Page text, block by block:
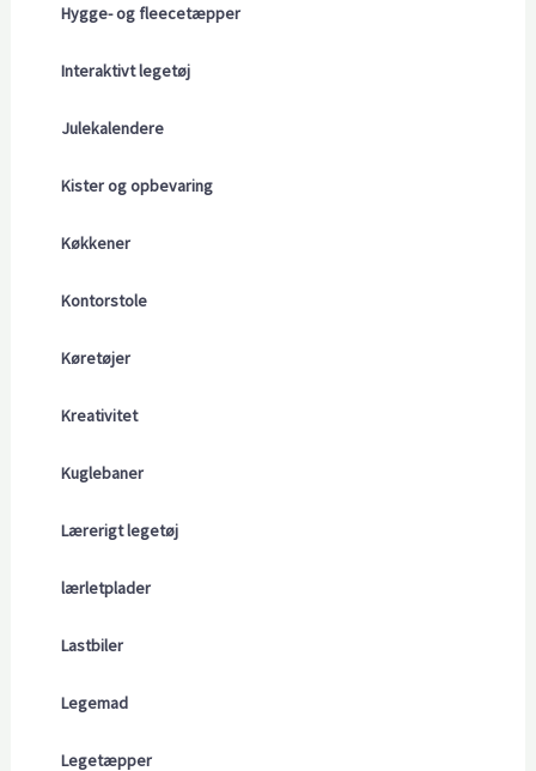
Hygge- og fleecetæpper
Interaktivt legetøj
Julekalendere
Kister og opbevaring
Køkkener
Kontorstole
Køretøjer
Kreativitet
Kuglebaner
Lærerigt legetøj
lærletplader
Lastbiler
Legemad
Legetæpper